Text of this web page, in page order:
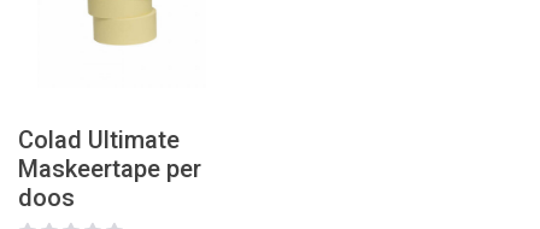
Colad Ultimate
Maskeertape per
doos